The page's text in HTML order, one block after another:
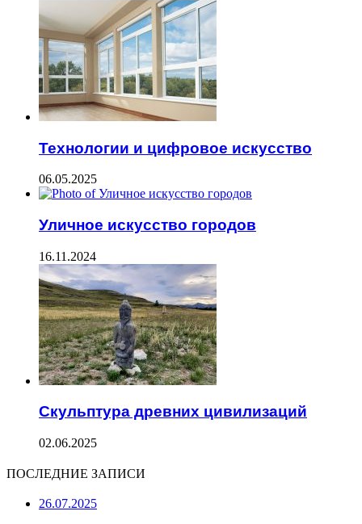
Технологии и цифровое искусство
06.05.2025
Уличное искусство городов
16.11.2024
Скульптура древних цивилизаций
02.06.2025
ПОСЛЕДНИЕ ЗАПИСИ
26.07.2025